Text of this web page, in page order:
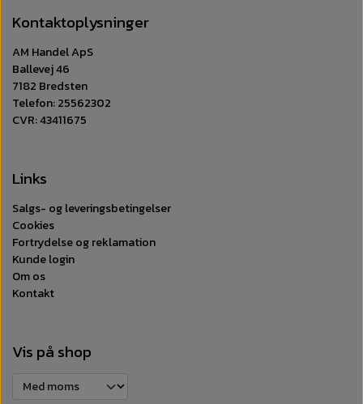
Kontaktoplysninger
AM Handel ApS
Ballevej 46
7182 Bredsten
Telefon: 25562302
CVR: 43411675
Links
Salgs- og leveringsbetingelser
Cookies
Fortrydelse og reklamation
Kunde login
Om os
Kontakt
Vis på shop